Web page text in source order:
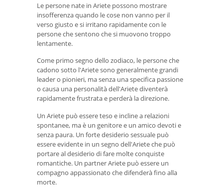
Le persone nate in Ariete possono mostrare
insofferenza quando le cose non vanno per il
verso giusto e si irritano rapidamente con le
persone che sentono che si muovono troppo
lentamente.
Come primo segno dello zodiaco, le persone che
cadono sotto l'Ariete sono generalmente grandi
leader o pionieri, ma senza una specifica passione
o causa una personalità dell'Ariete diventerà
rapidamente frustrata e perderà la direzione.
Un Ariete può essere teso e incline a relazioni
spontanee, ma è un genitore e un amico devoti e
senza paura. Un forte desiderio sessuale può
essere evidente in un segno dell'Ariete che può
portare al desiderio di fare molte conquiste
romantiche. Un partner Ariete può essere un
compagno appassionato che difenderà fino alla
morte.